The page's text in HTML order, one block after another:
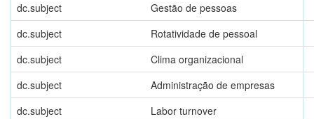
dc.subject
Gestão de pessoas
dc.subject
Rotatividade de pessoal
dc.subject
Clima organizacional
dc.subject
Administração de empresas
dc.subject
Labor turnover